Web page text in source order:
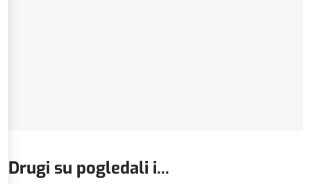
Drugi su pogledali i...